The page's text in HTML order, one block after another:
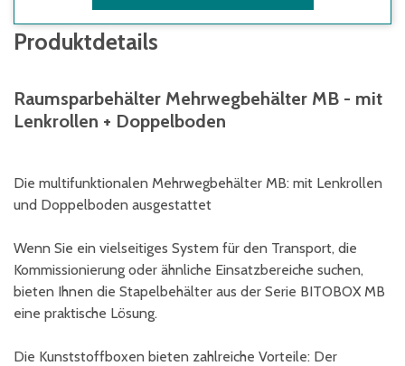
Produktdetails
Raumsparbehälter Mehrwegbehälter MB - mit
Lenkrollen + Doppelboden
Die multifunktionalen Mehrwegbehälter MB: mit Lenkrollen
und Doppelboden ausgestattet
Wenn Sie ein vielseitiges System für den Transport, die
Kommissionierung oder ähnliche Einsatzbereiche suchen,
bieten Ihnen die Stapelbehälter aus der Serie BITOBOX MB
eine praktische Lösung.
Die Kunststoffboxen bieten zahlreiche Vorteile: Der